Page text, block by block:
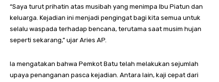
“Saya turut prihatin atas musibah yang menimpa Ibu Piatun dan
keluarga. Kejadian ini menjadi pengingat bagi kita semua untuk
selalu waspada terhadap bencana, terutama saat musim hujan
seperti sekarang,” ujar Aries AP.
Ia mengatakan bahwa Pemkot Batu telah melakukan sejumlah
upaya penanganan pasca kejadian. Antara lain, kaji cepat dari